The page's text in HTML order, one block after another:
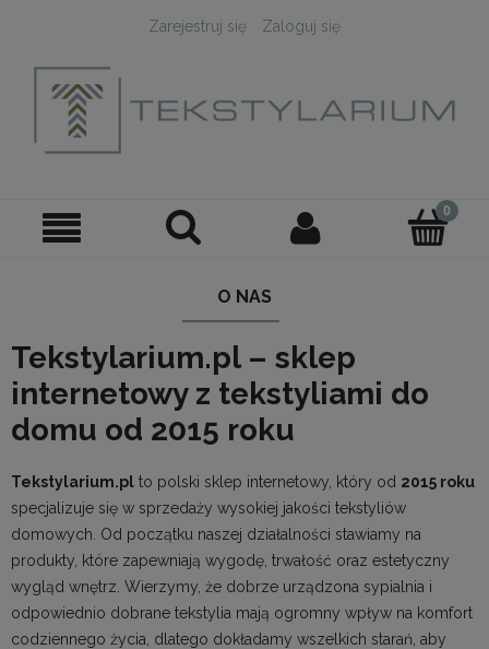
Zarejestruj się Zaloguj się
O NAS
Tekstylarium.pl – sklep
internetowy z tekstyliami do
domu od 2015 roku
Tekstylarium.pl to polski sklep internetowy, który od 2015 roku
specjalizuje się w sprzedaży wysokiej jakości tekstyliów
domowych. Od początku naszej działalności stawiamy na
produkty, które zapewniają wygodę, trwałość oraz estetyczny
wygląd wnętrz. Wierzymy, że dobrze urządzona sypialnia i
odpowiednio dobrane tekstylia mają ogromny wpływ na komfort
codziennego życia, dlatego dokładamy wszelkich starań, aby